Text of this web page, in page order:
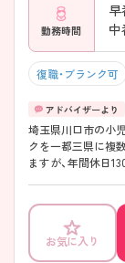
勤務時間
早
中
復職・ブランク可
埼玉県川口市の小
クを一都三県に複
ますが、年間休日
入職者の8割がク
安心！コミュニケ
方、大歓迎です！
お気に入り